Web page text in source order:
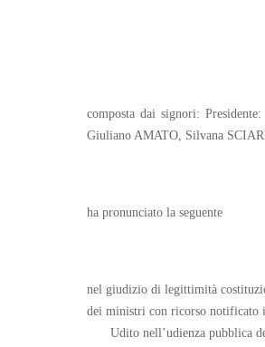
composta dai signori:
Giuliano AMATO, Silvana
ha pronunciato la seguente
nel giudizio di legittimità
dei ministri con ricorso notificato
Udito nell’udienza pubblica